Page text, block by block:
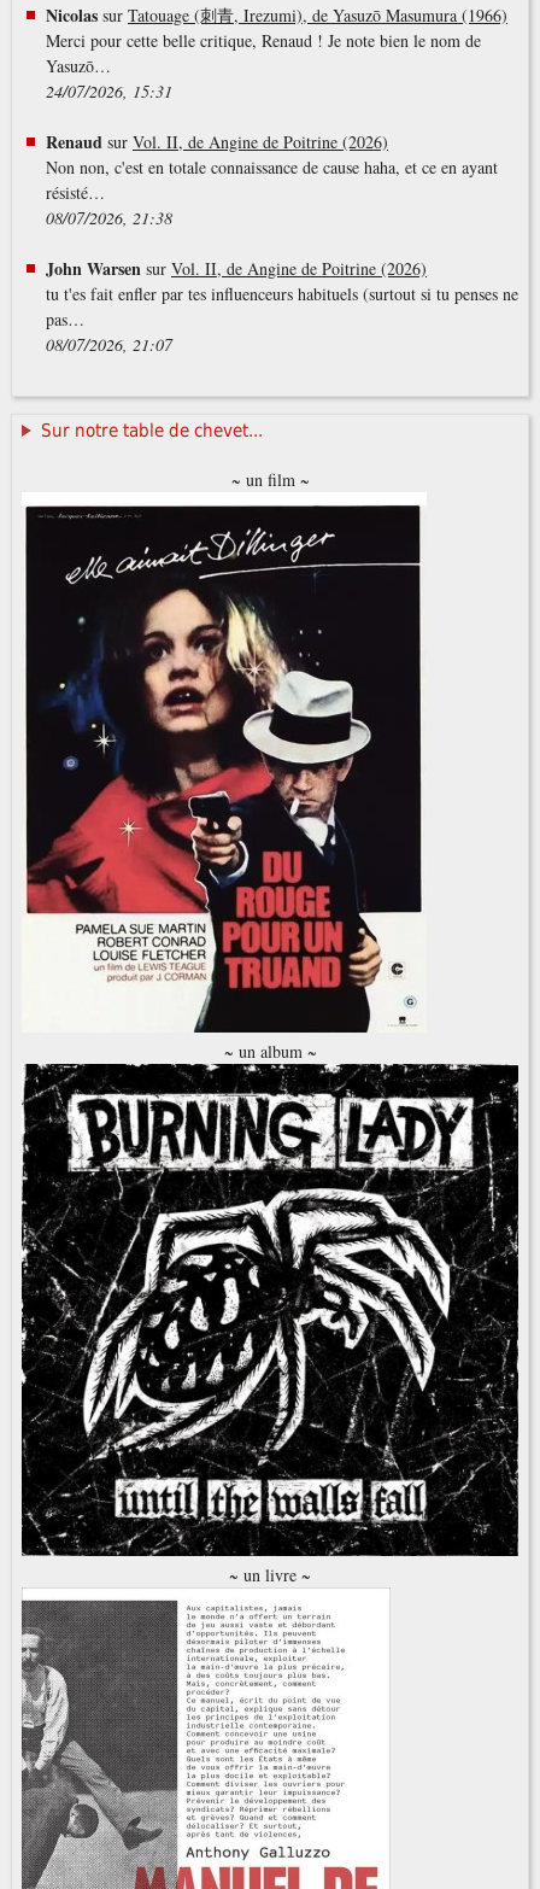
Nicolassur Tatouage (刺青, Irezumi), de Yasuzō Masumura (1966)
Merci pour cette belle critique, Renaud ! Je note bien le nom de
Yasuzō…
24/07/2026, 15:31
Renaud sur Vol. II, de Angine de Poitrine (2026)
Non non, c'est en totale connaissance de cause haha, et ce en ayant
résisté…
08/07/2026, 21:38
John Warsen sur Vol. II, de Angine de Poitrine (2026)
tu t'es fait enfler par tes influenceurs habituels (surtout si tu penses ne
pas…
08/07/2026, 21:07
Sur notre table de chevet...
~ un film ~
~ un album ~
~ un livre ~